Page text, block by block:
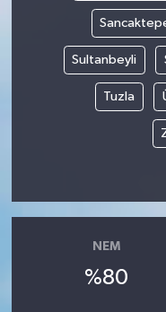
Sultanbeyli
Tuzla
NEM
%80